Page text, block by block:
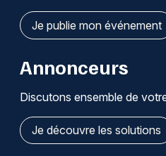
Je publie mon événement
Annonceurs
Discutons ensemble de
Je découvre les solutions